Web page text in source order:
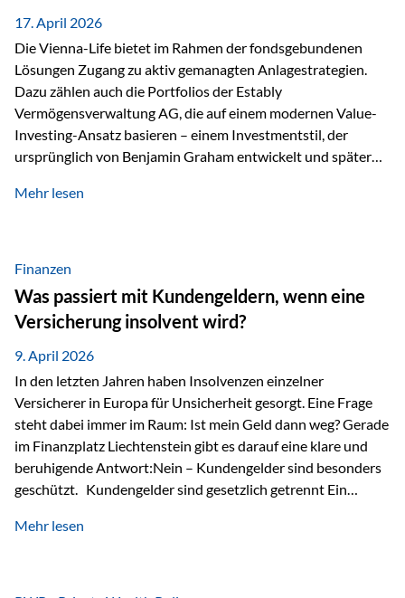
17. April 2026
Die Vienna-Life bietet im Rahmen der fondsgebundenen
Lösungen Zugang zu aktiv gemanagten Anlagestrategien.
Dazu zählen auch die Portfolios der Estably
Vermögensverwaltung AG, die auf einem modernen Value-
Investing-Ansatz basieren – einem Investmentstil, der
ursprünglich von Benjamin Graham entwickelt und später
Modernes Value Investing als Grundlage Der
Fokus stehen Unternehmen, deren Börsenkurs unter ihrem
inneren Wert liegt. Neben klassischen
Bewertungskennzahlen werden auch qualitative Faktoren
wie Geschäftsmodell, Wettbewerbsvorteile und
Managementqualität…
Mehr lesen
Finanzen
Was passiert mit Kundengeldern, wenn eine
Versicherung insolvent wird?
9. April 2026
In den letzten Jahren haben Insolvenzen einzelner
Versicherer in Europa für Unsicherheit gesorgt. Eine Frage
steht dabei immer im Raum: Ist mein Geld dann weg? Gerade
im Finanzplatz Liechtenstein gibt es darauf eine klare und
beruhigende Antwort:Nein – Kundengelder sind besonders
geschützt. Kundengelder sind gesetzlich getrennt Ein
sogenannte Sondermasse. Das bedeutet:Die
Mehr lesen